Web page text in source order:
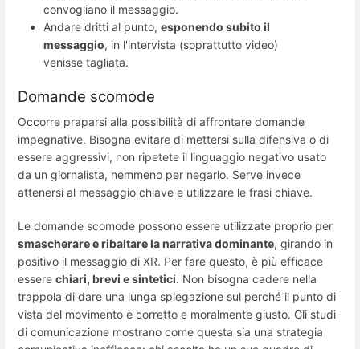
convogliano il messaggio.
Andare dritti al punto, esponendo subito il
messaggio, in l'intervista (soprattutto video)
venisse tagliata.
Domande scomode
Occorre praparsi alla possibilità di affrontare domande
impegnative. Bisogna evitare di mettersi sulla difensiva o di
essere aggressivi, non ripetete il linguaggio negativo usato
da un giornalista, nemmeno per negarlo. Serve invece
attenersi al messaggio chiave e utilizzare le frasi chiave.
Le domande scomode possono essere utilizzate proprio per
smascherare e ribaltare la narrativa dominante, girando in
positivo il messaggio di XR. Per fare questo, è più efficace
essere chiari, brevi e sintetici. Non bisogna cadere nella
trappola di dare una lunga spiegazione sul perché il punto di
vista del movimento è corretto e moralmente giusto. Gli studi
di comunicazione mostrano come questa sia una strategia